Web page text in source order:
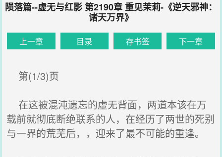
陨落篇--虚无与红影 第2190章 重见茉莉-《逆天邪神：
诸天万界》
上一章 目录 存书签 下一章
第(1/3)页
在这被混沌遗忘的虚无背面，两道本该在万
载前就彻底断绝联系的人，在经历了两世的死别
与一界的荒芜后，，迎来了最不可能的重逢。